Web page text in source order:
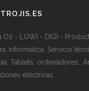
O2 - LOWI - DIGI -
informática, Servicio
Tablets, ordenadores..
eléctricas.